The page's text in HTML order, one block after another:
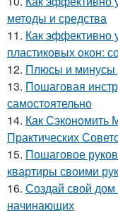
методы и средства
11. Как эффективно
пластиковых окон:
12. Плюсы и минусы
13. Пошаговая
самостоятельно
14. Как Сэкономить
Практических
15. Пошаговое
квартиры своими
16. Создай свой дом
начинающих